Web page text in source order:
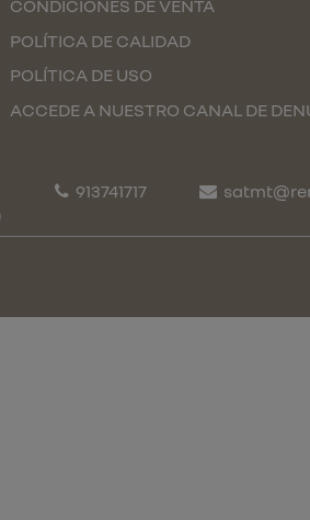
CONDICIONES DE VENTA
POLÍTICA DE CALIDAD
POLÍTICA DE USO
ACCEDE A NUESTRO CANAL DE
913741717